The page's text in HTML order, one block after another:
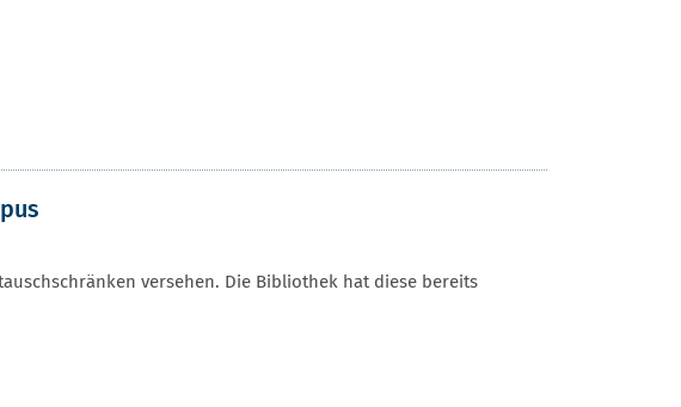
versehen. Die Bibliothek hat diese bereits